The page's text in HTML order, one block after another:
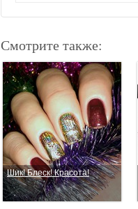
Смотрите также:
Шик! Блеск! Красота!